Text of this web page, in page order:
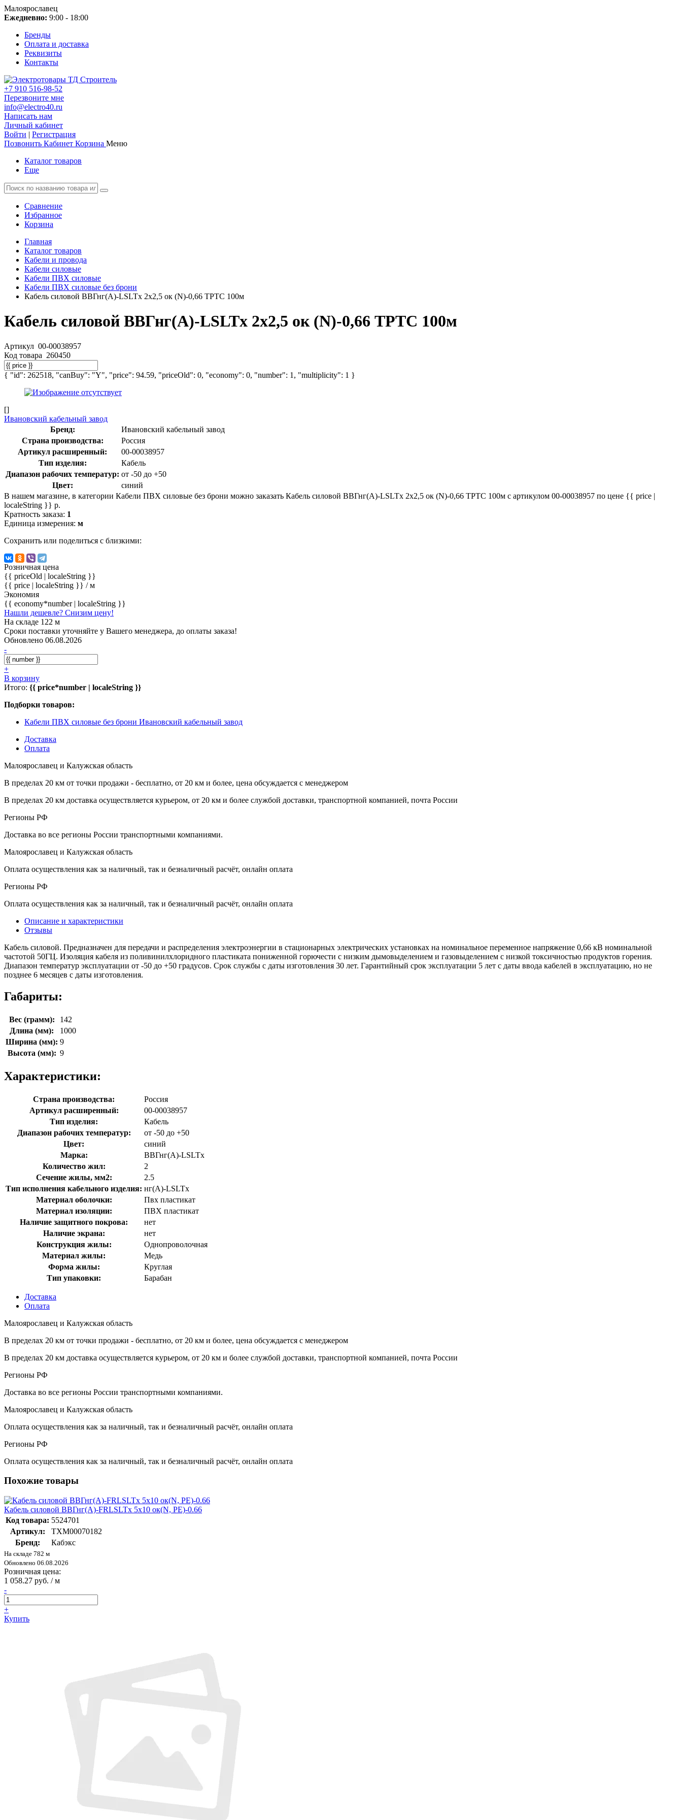
Малоярославец
Ежедневно: 9:00 - 18:00
Бренды
Оплата и доставка
Реквизиты
Контакты
+7 910 516-98-52
Перезвоните мне
info@electro40.ru
Написать нам
Личный кабинет
Войти | Регистрация
Позвонить Кабинет Корзина Меню
Каталог товаров
Еще
Сравнение
Избранное
Корзина
Главная
Каталог товаров
Кабели и провода
Кабели силовые
Кабели ПВХ силовые
Кабели ПВХ силовые без брони
Кабель силовой ВВГнг(А)-LSLTx 2х2,5 ок (N)-0,66 ТРТС 100м
Кабель силовой ВВГнг(А)-LSLTx 2х2,5 ок (N)-0,66 ТРТС 100м
Артикул 00-00038957
Код товара 260450
{ "id": 262518, "canBuy": "Y", "price": 94.59, "priceOld": 0, "economy": 0, "number": 1, "multiplicity": 1 }
[]
Ивановский кабельный завод
Бренд:
Ивановский кабельный завод
Страна производства:
Россия
Артикул расширенный:
00-00038957
Тип изделия:
Кабель
Диапазон рабочих температур: от -50 до +50
Цвет:
синий
В нашем магазине, в категории Кабели ПВХ силовые без брони можно заказать Кабель силовой ВВГнг(А)-LSLTx 2х2,5 ок (N)-0,66 ТРТС 100м с артикулом 00-00038957 по цене {{ price |
localeString }} р.
Кратность заказа: 1
Единица измерения: м
Сохранить или поделиться с близкими:
Розничная цена
{{ priceOld | localeString }}
{{ price | localeString }} / м
Экономия
{{ economy*number | localeString }}
Нашли дешевле? Снизим цену!
На складе 122 м
Сроки поставки уточняйте у Вашего менеджера, до оплаты заказа!
Обновлено 06.08.2026
-
+
В корзину
Итого: {{ price*number | localeString }}
Подборки товаров:
Кабели ПВХ силовые без брони Ивановский кабельный завод
Доставка
Оплата
Малоярославец и Калужская область
В пределах 20 км от точки продажи - бесплатно, от 20 км и более, цена обсуждается с менеджером
В пределах 20 км доставка осуществляется курьером, от 20 км и более службой доставки, транспортной компанией, почта России
Регионы РФ
Доставка во все регионы России транспортными компаниями.
Малоярославец и Калужская область
Оплата осуществления как за наличный, так и безналичный расчёт, онлайн оплата
Регионы РФ
Оплата осуществления как за наличный, так и безналичный расчёт, онлайн оплата
Описание и характеристики
Отзывы
Кабель силовой. Предназначен для передачи и распределения электроэнергии в стационарных электрических установках на номинальное переменное напряжение 0,66 кВ номинальной
частотой 50ГЦ. Изоляция кабеля из поливинилхлоридного пластиката пониженной горючести с низким дымовыделением и газовыделением с низкой токсичностью продуктов горения.
Диапазон температур эксплуатации от -50 до +50 градусов. Срок службы с даты изготовления 30 лет. Гарантийный срок эксплуатации 5 лет с даты ввода кабелей в эксплуатацию, но не
позднее 6 месяцев с даты изготовления.
Габариты:
Вес (грамм):
142
Длина (мм):
1000
Ширина (мм): 9
Высота (мм): 9
Характеристики:
Страна производства:
Россия
Артикул расширенный:
00-00038957
Тип изделия:
Кабель
Диапазон рабочих температур:
от -50 до +50
Цвет:
синий
Марка:
ВВГнг(A)-LSLTx
Количество жил:
2
Сечение жилы, мм2:
2.5
Тип исполнения кабельного изделия: нг(A)-LSLTx
Материал оболочки:
Пвх пластикат
Материал изоляции:
ПВХ пластикат
Наличие защитного покрова:
нет
Наличие экрана:
нет
Конструкция жилы:
Однопроволочная
Материал жилы:
Медь
Форма жилы:
Круглая
Тип упаковки:
Барабан
Доставка
Оплата
Малоярославец и Калужская область
В пределах 20 км от точки продажи - бесплатно, от 20 км и более, цена обсуждается с менеджером
В пределах 20 км доставка осуществляется курьером, от 20 км и более службой доставки, транспортной компанией, почта России
Регионы РФ
Доставка во все регионы России транспортными компаниями.
Малоярославец и Калужская область
Оплата осуществления как за наличный, так и безналичный расчёт, онлайн оплата
Регионы РФ
Оплата осуществления как за наличный, так и безналичный расчёт, онлайн оплата
Похожие товары
Кабель силовой ВВГнг(А)-FRLSLTx 5x10 ок(N, PE)-0.66
Код товара: 5524701
Артикул:
ТХМ00070182
Бренд:
Кабэкс
На складе 782 м
Обновлено 06.08.2026
Розничная цена:
1 058.27 руб. / м
-
+
Купить